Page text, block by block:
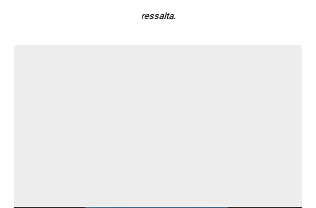
ressalta.